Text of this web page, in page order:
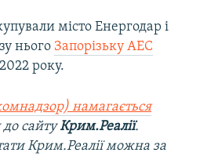
місто Енергодар і
нього Запорізьку АЕС
року.
намагається
сайтуКрим.Реалії.
Крим.Реалії можна за